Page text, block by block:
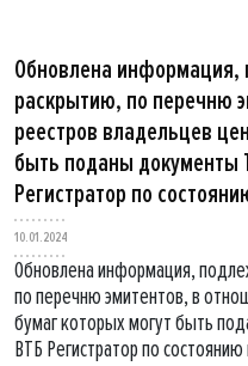
Обновлена
раскрытию, по перечню
реестров владельцев
быть поданы документы
Регистратор по
10.01.2024
Обновлена информация,
по перечню эмитентов, в
бумаг которых могут быть
ВТБ Регистратор по